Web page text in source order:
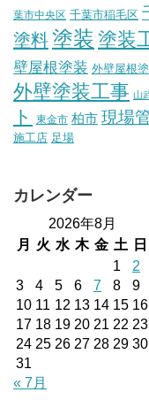
葉市中央区 千葉市稲毛区
塗料塗装 塗装
壁屋根塗装 外壁屋根
外壁塗装工事 山
ト
東金市 柏市 現場
施工店 足場
カレンダー
2026年8月
月
火 水 木 金 土
日
1
2
3
4 5 6 7 8
9
10 11 12 13 14 15 16
17 18 19 20 21 22 23
24 25 26 27 28 29 30
31
« 7月